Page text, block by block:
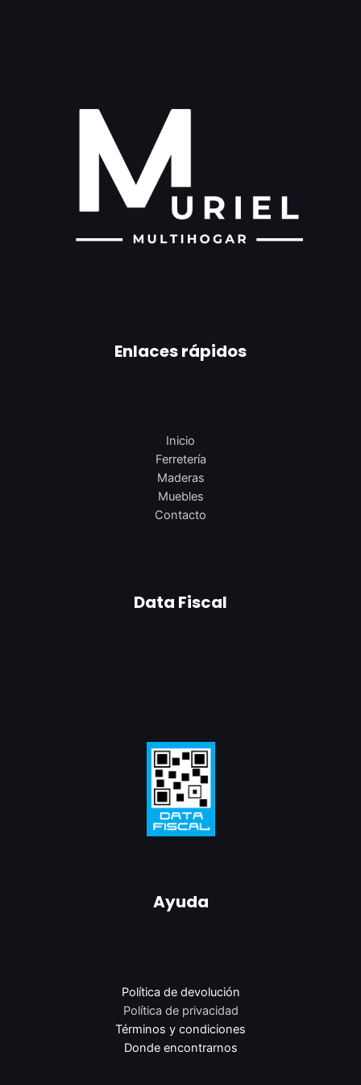
Enlaces rápidos
Inicio
Ferretería
Maderas
Muebles
Contacto
Data Fiscal
Ayuda
Política de devolución
Política de privacidad
Términos y condiciones
Donde encontrarnos